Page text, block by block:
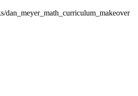
dan_meyer_math_curriculum_makeover